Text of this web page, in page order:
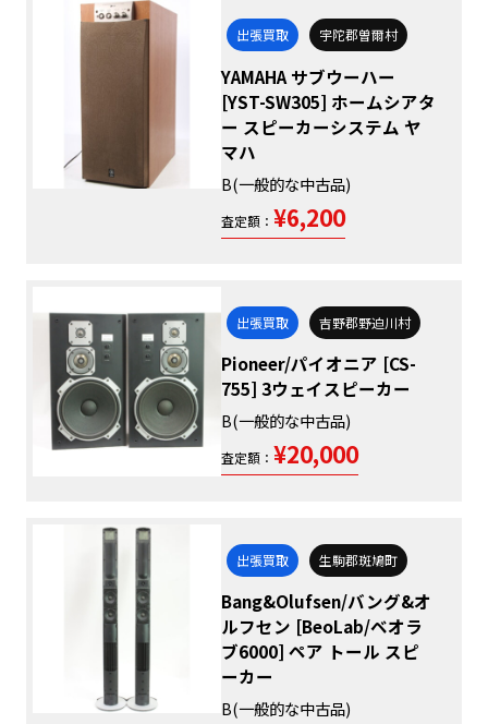
出張買取 宇陀郡曽爾村
YAMAHA サブウーハー
[YST-SW305] ホームシアタ
ー スピーカーシステム ヤ
マハ
B(一般的な中古品)
査定額： ¥6,200
出張買取 吉野郡野迫川村
Pioneer/パイオニア [CS-
755] 3ウェイスピーカー
B(一般的な中古品)
査定額： ¥20,000
出張買取 生駒郡斑鳩町
Bang&Olufsen/バング&オ
ルフセン [BeoLab/ベオラ
ブ6000] ペア トール スピ
ーカー
B(一般的な中古品)